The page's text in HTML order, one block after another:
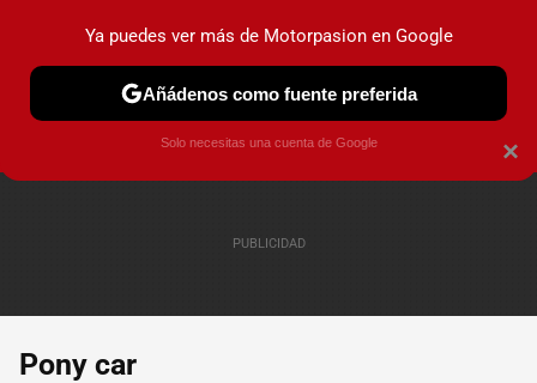
PRUEBAS COCHES ELÉCTRICOS OBSERVATORIO
Pony car
×
Ya puedes ver más de Motorpasion en Google
Añádenos como fuente preferida
Solo necesitas una cuenta de Google